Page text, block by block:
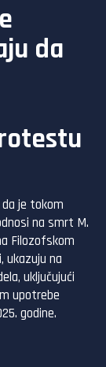
da
je tokom
na smrt M.
Filozofskom
ukazuju na
uključujući
upotrebe
godine.